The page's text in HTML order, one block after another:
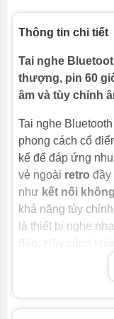
Thông tin chi tiết
Tai nghe
thượng, pin 60
âm và tùy chỉnh
Tai nghe Bluetooth
phong cách cổ
kế để đáp ứng
vẻ ngoài retro đầy
như kết nối
khả năng tùy
là thiết bị nghe
đáo. Hãy cùng
trở
Thiết Kế